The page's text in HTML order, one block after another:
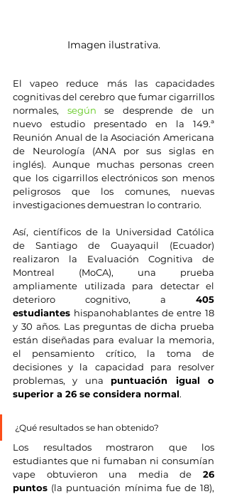
Imagen ilustrativa.
El vapeo reduce más las capacidades
cognitivas del cerebro que fumar cigarrillos
normales, según se desprende de un
nuevo estudio presentado en la 149.ª
Reunión Anual de la Asociación Americana
de Neurología (ANA por sus siglas en
inglés). Aunque muchas personas creen
que los cigarrillos electrónicos son menos
peligrosos que los comunes, nuevas
investigaciones demuestran lo contrario.
Así, científicos de la Universidad Católica
de Santiago de Guayaquil (Ecuador)
realizaron la Evaluación Cognitiva de
Montreal (MoCA), una prueba
ampliamente utilizada para detectar el
deterioro cognitivo, a 405
estudiantes hispanohablantes de entre 18
y 30 años. Las preguntas de dicha prueba
están diseñadas para evaluar la memoria,
el pensamiento crítico, la toma de
decisiones y la capacidad para resolver
problemas, y una puntuación igual o
superior a 26 se considera normal.
¿Qué resultados se han obtenido?
Los resultados mostraron que los
estudiantes que ni fumaban ni consumían
vape obtuvieron una media de 26
puntos (la puntuación mínima fue de 18),